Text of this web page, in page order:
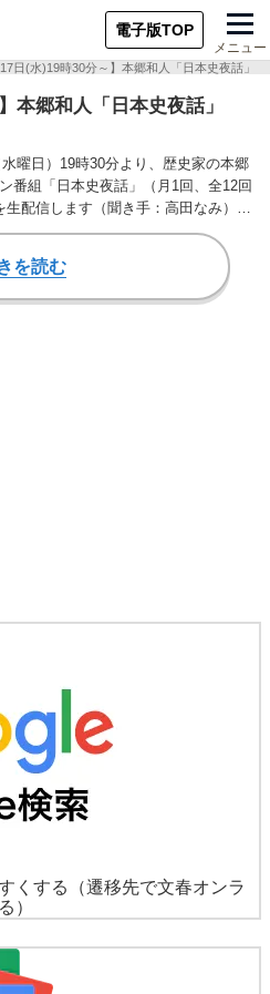
電子版TOP
メニュー
17日(水)19時30分～】本郷和人「日本史夜話」
本郷和人「日本史夜話」
曜日）19時30分より、歴史家の本郷
番組「日本史夜話」（月1回、全12回
配信します（聞き手：高田なみ）。
を読む
くする
（遷移先で文春オンラ
）